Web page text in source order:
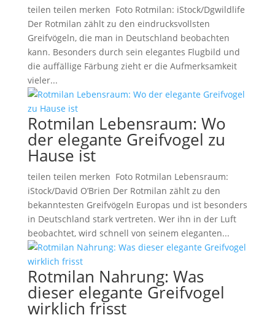
teilen teilen merken Foto Rotmilan: iStock/Dgwildlife
Der Rotmilan zählt zu den eindrucksvollsten
Greifvögeln, die man in Deutschland beobachten
kann. Besonders durch sein elegantes Flugbild und
die auffällige Färbung zieht er die Aufmerksamkeit
vieler...
Rotmilan Lebensraum: Wo
der elegante Greifvogel zu
Hause ist
teilen teilen merken Foto Rotmilan Lebensraum:
iStock/David O’Brien Der Rotmilan zählt zu den
bekanntesten Greifvögeln Europas und ist besonders
in Deutschland stark vertreten. Wer ihn in der Luft
beobachtet, wird schnell von seinem eleganten...
Rotmilan Nahrung: Was
dieser elegante Greifvogel
wirklich frisst